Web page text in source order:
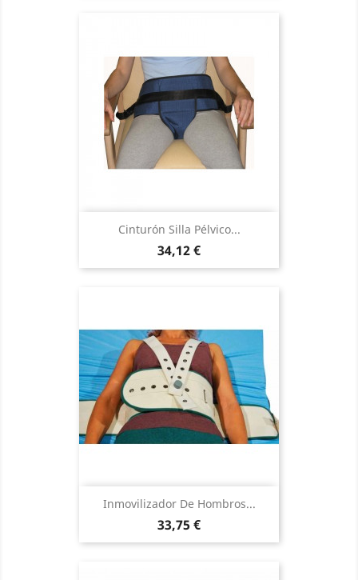
Cinturón Silla Pélvico...
Precio
34,12 €
Inmovilizador De Hombros...
Precio
33,75 €